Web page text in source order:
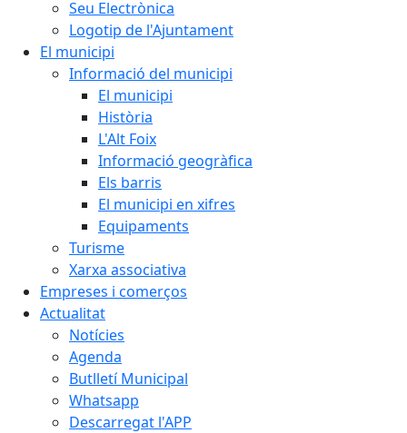
Seu Electrònica
Logotip de l'Ajuntament
El municipi
Informació del municipi
El municipi
Història
L'Alt Foix
Informació geogràfica
Els barris
El municipi en xifres
Equipaments
Turisme
Xarxa associativa
Empreses i comerços
Actualitat
Notícies
Agenda
Butlletí Municipal
Whatsapp
Descarregat l'APP